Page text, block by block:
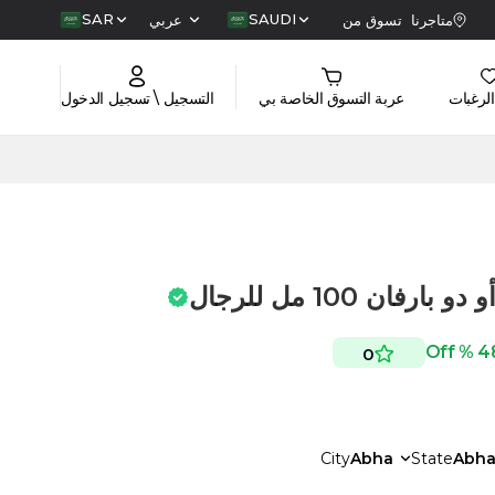
متاجرنا تسوق من SAUDI عربي SAR
عربة التسوق الخاصة بي التسجيل \ تسجيل الدخول
48
0
StateAbha
CityAbha